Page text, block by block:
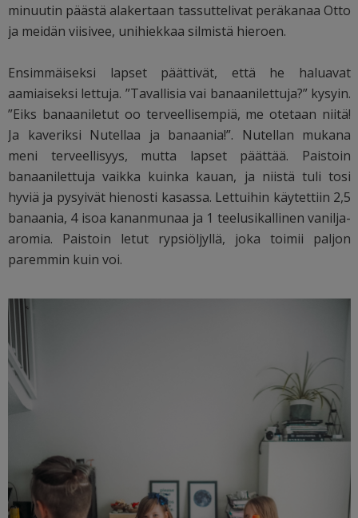
minuutin päästä alakertaan tassuttelivat peräkanaa Otto
ja meidän viisivee, unihiekkaa silmistä hieroen.
Ensimmäiseksi lapset päättivät, että he haluavat
aamiaiseksi lettuja. ”Tavallisia vai banaanilettuja?” kysyin.
”Eiks banaaniletut oo terveellisempiä, me otetaan niitä!
Ja kaveriksi Nutellaa ja banaania!”. Nutellan mukana
meni terveellisyys, mutta lapset päättää. Paistoin
banaanilettuja vaikka kuinka kauan, ja niistä tuli tosi
hyviä ja pysyivät hienosti kasassa. Lettuihin käytettiin 2,5
banaania, 4 isoa kananmunaa ja 1 teelusikallinen vanilja-
aromia. Paistoin letut rypsiöljyllä, joka toimii paljon
paremmin kuin voi.